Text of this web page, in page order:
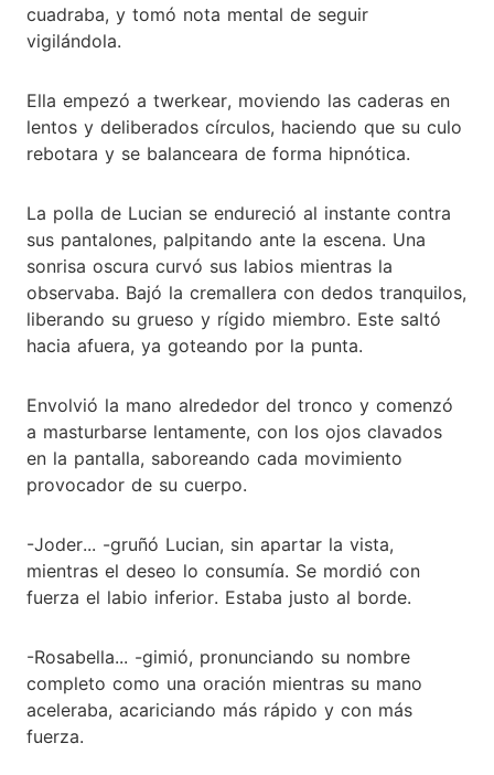
cuadraba, y tomó nota mental de seguir
vigilándola.
Ella empezó a twerkear, moviendo las caderas en
lentos y deliberados círculos, haciendo que su culo
rebotara y se balanceara de forma hipnótica.
La polla de Lucian se endureció al instante contra
sus pantalones, palpitando ante la escena. Una
sonrisa oscura curvó sus labios mientras la
observaba. Bajó la cremallera con dedos tranquilos,
liberando su grueso y rígido miembro. Este saltó
hacia afuera, ya goteando por la punta.
Envolvió la mano alrededor del tronco y comenzó
a masturbarse lentamente, con los ojos clavados
en la pantalla, saboreando cada movimiento
provocador de su cuerpo.
-Joder... -gruñó Lucian, sin apartar la vista,
mientras el deseo lo consumía. Se mordió con
fuerza el labio inferior. Estaba justo al borde.
-Rosabella... -gimió, pronunciando su nombre
completo como una oración mientras su mano
aceleraba, acariciando más rápido y con más
fuerza.